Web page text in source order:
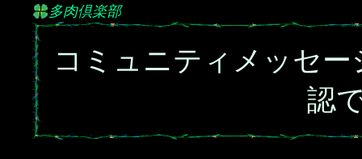
多肉倶楽部
コミュニティメッセ
認